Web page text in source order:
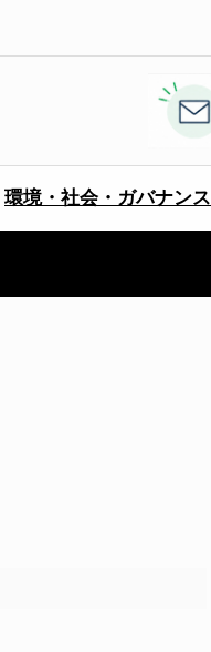
環境・社会・ガバナンス